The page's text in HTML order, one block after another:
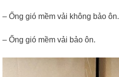
– Ống gió mềm vải không bảo ôn.
– Ống gió mềm vải bảo ôn.